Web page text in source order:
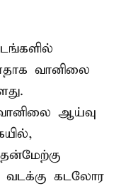
வானிலை
ஆய்வு
வடக்கு கடலோர